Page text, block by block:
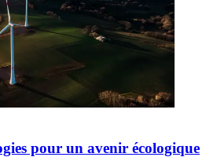
pour un avenir écologique